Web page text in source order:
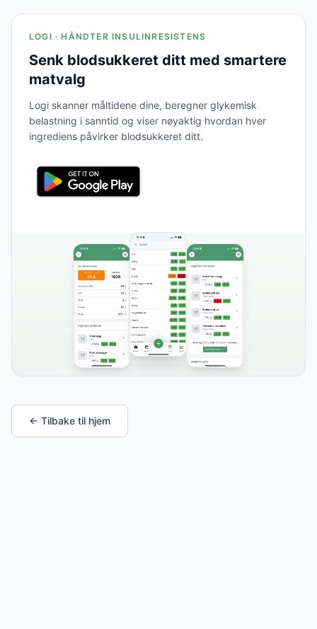
LOGI · HÅNDTER INSULINRESISTENS
Senk blodsukkeret ditt med smartere
matvalg
Logi skanner måltidene dine, beregner glykemisk
belastning i sanntid og viser nøyaktig hvordan hver
ingrediens påvirker blodsukkeret ditt.
← Tilbake til hjem